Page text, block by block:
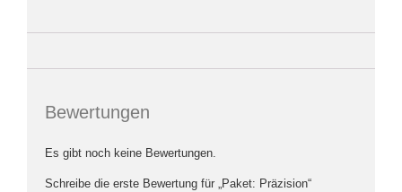
Bewertungen
Es gibt noch keine Bewertungen.
Schreibe die erste Bewertung für „Paket: Präzision“